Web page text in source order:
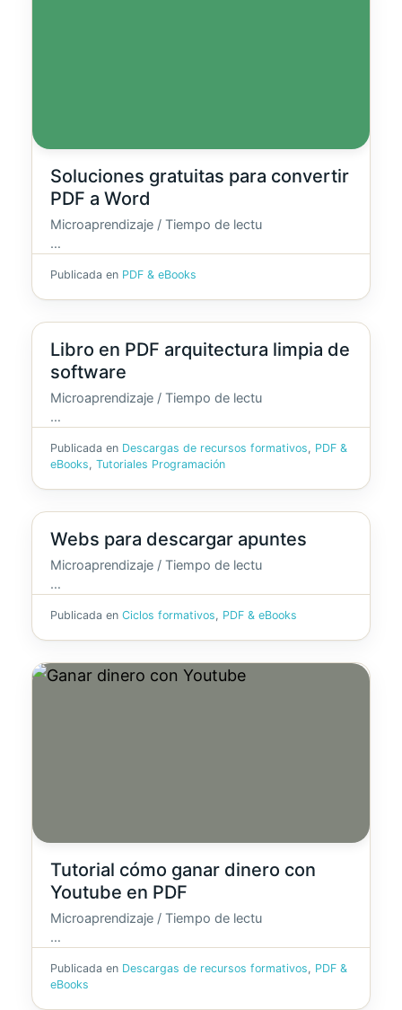
Soluciones gratuitas para convertir
PDF a Word
Microaprendizaje / Tiempo de lectu
…
Publicada en PDF & eBooks
Libro en PDF arquitectura limpia de
software
Microaprendizaje / Tiempo de lectu
…
Publicada en Descargas de recursos formativos, PDF &
eBooks, Tutoriales Programación
Webs para descargar apuntes
Microaprendizaje / Tiempo de lectu
…
Publicada en Ciclos formativos, PDF & eBooks
Tutorial cómo ganar dinero con
Youtube en PDF
Microaprendizaje / Tiempo de lectu
…
Publicada en Descargas de recursos formativos, PDF &
eBooks